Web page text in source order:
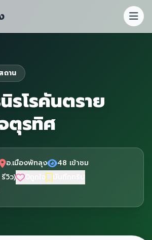
ถาน
รโรคันตราย
ตุรทิศ
อ.เมืองพัทลุง
48 เข้าชม
วิว)